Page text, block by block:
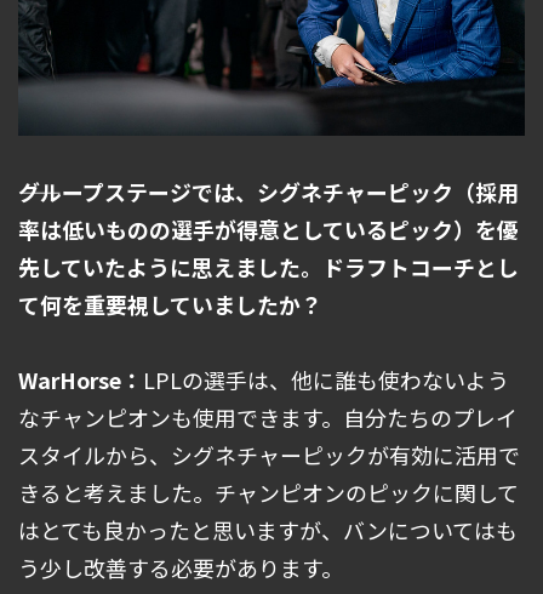
――グループステージでは、シグネチャーピック（採用
率は低いものの選手が得意としているピック）を優
先していたように思えました。ドラフトコーチとし
て何を重要視していましたか？
WarHorse： LPLの選手は、他に誰も使わないよう
なチャンピオンも使用できます。自分たちのプレイ
スタイルから、シグネチャーピックが有効に活用で
きると考えました。チャンピオンのピックに関して
はとても良かったと思いますが、バンについてはも
う少し改善する必要があります。